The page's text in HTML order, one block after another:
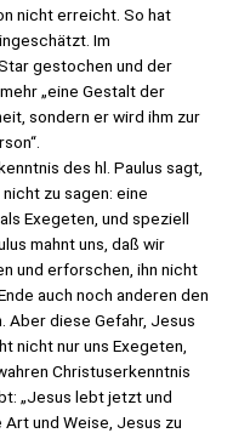
nicht erreicht. So hat
Im
gestochen und der
„eine Gestalt der
sondern er wird ihm zur
des hl. Paulus sagt,
zu sagen: eine
Exegeten, und speziell
mahnt uns, daß wir
und erforschen, ihn nicht
auch noch anderen den
Aber diese Gefahr, Jesus
nicht nur uns Exegeten,
Christuserkenntnis
„Jesus lebt jetzt und
und Weise, Jesus zu